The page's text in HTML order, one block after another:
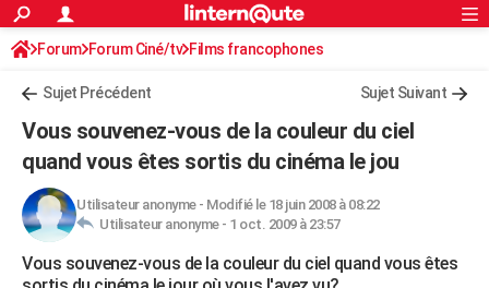
ACTUALITÉS
Politique
Société
Faits Divers
Education
Monde
Villes
+
Programme TV
Streaming
Sorties cinéma
FINANCE
Retraite
Impôts
Epargne
Immobilier
Risques naturels par ville
Banque
Assurance
Crédit
AUTO
Essais
Réserver un essai
Citadines
Berlines
SUV
Forum auto
HIGH-TECH
S'inscrire
Connexion
Forum Forum Ciné/tv Films francophones
Sujet Précédent Sujet Suivant
Vous souvenez-vous de la couleur du ciel
quand vous êtes sortis du cinéma le jou
Utilisateur anonyme- Modifié le 18 juin 2008 à 08:22
Utilisateur anonyme - 1 oct. 2009 à 23:57
Vous souvenez-vous de la couleur du ciel quand vous êtes